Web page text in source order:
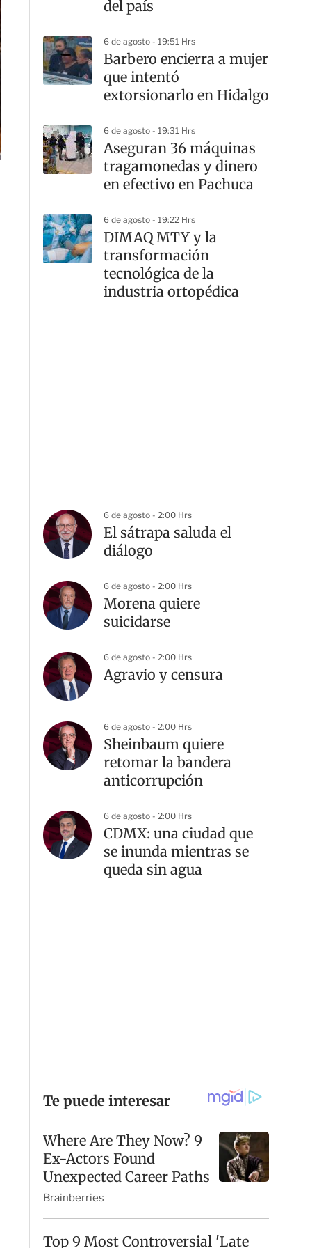
del país
6 de agosto - 19:51 Hrs
Barbero encierra a mujer
que intentó
extorsionarlo en Hidalgo
6 de agosto - 19:31 Hrs
Aseguran 36 máquinas
tragamonedas y dinero
en efectivo en Pachuca
6 de agosto - 19:22 Hrs
DIMAQ MTY y la
transformación
tecnológica de la
industria ortopédica
6 de agosto - 2:00 Hrs
El sátrapa saluda el
diálogo
6 de agosto - 2:00 Hrs
Morena quiere
suicidarse
6 de agosto - 2:00 Hrs
Agravio y censura
6 de agosto - 2:00 Hrs
Sheinbaum quiere
retomar la bandera
anticorrupción
6 de agosto - 2:00 Hrs
CDMX: una ciudad que
se inunda mientras se
queda sin agua